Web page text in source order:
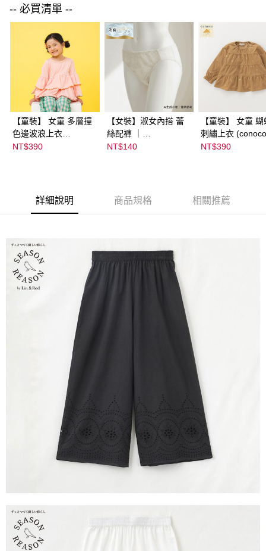
宅配
每筆NT$80，滿NT$1,500(含以上)免運費
-- 必買清單 --
【童裝】 女童 多層撞
色邊波浪上衣
(futafuta) ｜
NT$390
【女裝】淑女內搭 蕾
絲配褲 ｜
04303C05372000002
NT$140
【童裝】 女童
刺繡上衣
NT$390
詳細說明 商品規格 相關推薦